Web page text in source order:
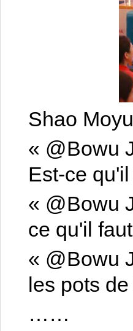
Shao
« @Bowu
Est-ce
« @Bowu
ce qu'il
« @Bowu
les pots
……